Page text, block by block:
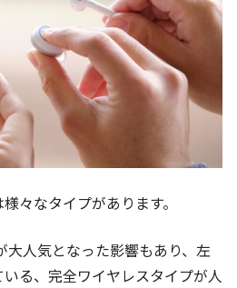
々なタイプがあります。
人気となった影響もあり、左
る、完全ワイヤレスタイプが人